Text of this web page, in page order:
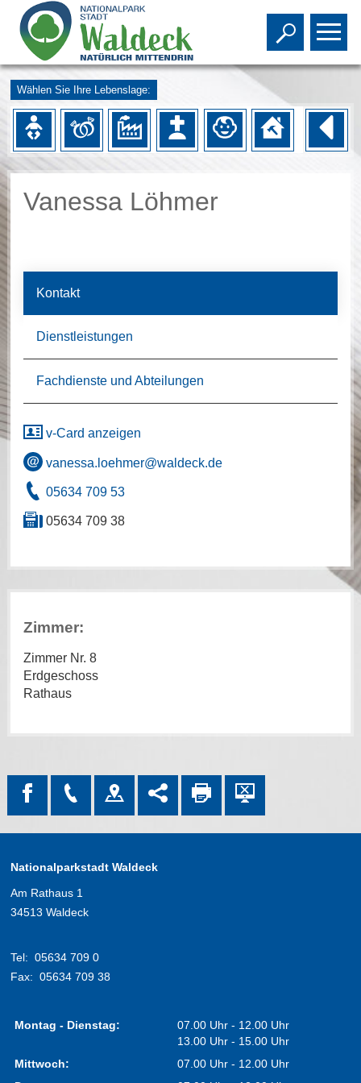
Toggle
Wählen Sie Ihre Lebenslage:
Vanessa Löhmer
Kontakt
Dienstleistungen
Fachdienste und Abteilungen
v-Card anzeigen
vanessa.loehmer@waldeck.de
05634 709 53
05634 709 38
Zimmer:
Zimmer Nr. 8
Erdgeschoss
Rathaus
Nationalparkstadt Waldeck
Am Rathaus 1
34513 Waldeck
Tel: 05634 709 0
Fax: 05634 709 38
Montag - Dienstag:
07.00 Uhr - 12.00 Uhr
13.00 Uhr - 15.00 Uhr
Mittwoch:
07.00 Uhr - 12.00 Uhr